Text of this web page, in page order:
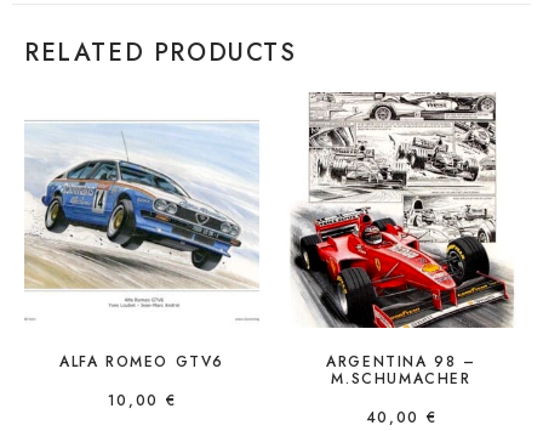
RELATED PRODUCTS
ALFA ROMEO GTV6
10,00 €
ARGENTINA 98 –
M.SCHUMACHER
40,00 €